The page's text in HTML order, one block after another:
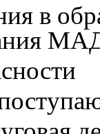
в